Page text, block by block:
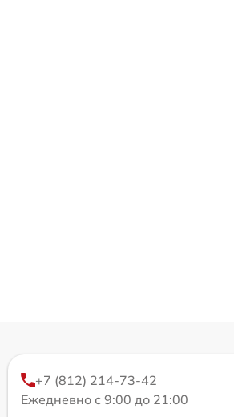
+7 (812) 214-73-42
Ежедневно с 9:00 до 21:00